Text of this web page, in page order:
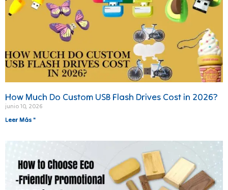
How Much Do Custom USB Flash Drives Cost in 2026?
junio 10, 2026
Leer Más "